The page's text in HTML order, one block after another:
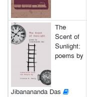
The
Scent of
Sunlight:
poems by
Jibanananda Das